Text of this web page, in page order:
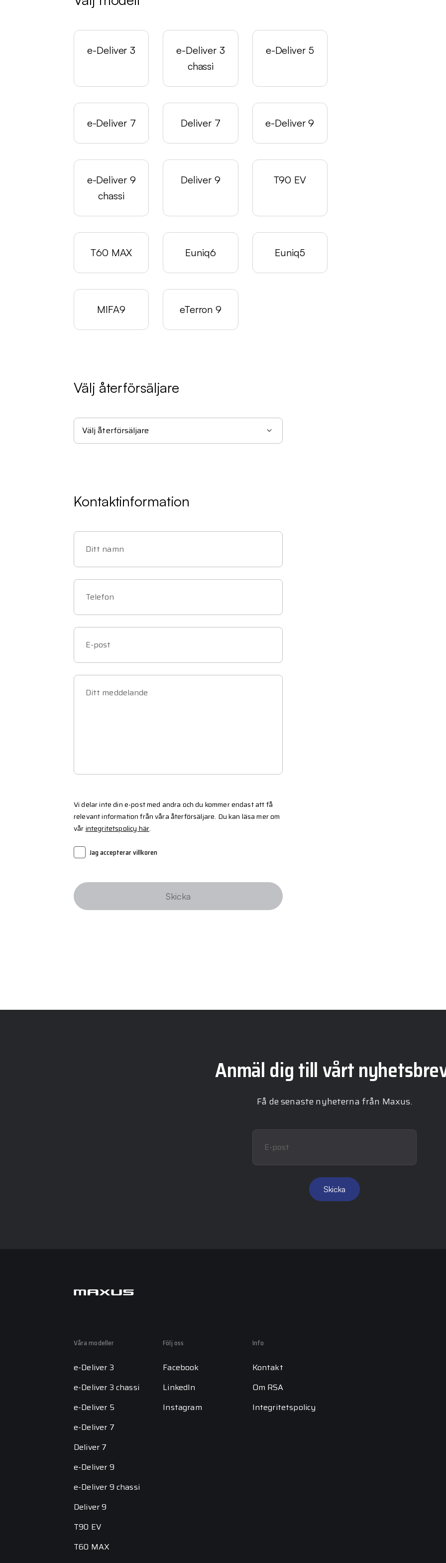
e-Deliver 3
e-Deliver 3
chassi
e-Deliver 5
e-Deliver 7 Deliver 7 e-Deliver 9
e-Deliver 9
chassi
Deliver 9 T90 EV
T60 MAX Euniq6 Euniq5
MIFA9 eTerron 9
Välj återförsäljare
Välj återförsäljare
Kontaktinformation
Ditt namn
Telefon
E-post
Ditt meddelande
Vi delar inte din e-post med andra och du kommer endast att få
relevant information från våra återförsäljare. Du kan läsa mer om
vårintegritetspolicy här.
Jag accepterar villkoren
Skicka
Anmäl dig till vårt
Få de senaste nyheterna från Maxus.
E-post
Skicka
Våra modeller
e-Deliver 3
e-Deliver 3 chassi
e-Deliver 5
e-Deliver 7
Deliver 7
e-Deliver 9
e-Deliver 9 chassi
Deliver 9
T90 EV
T60 MAX
Följ oss
Facebook
LinkedIn
Instagram
Info
Kontakt
Om RSA
Integritetspolicy